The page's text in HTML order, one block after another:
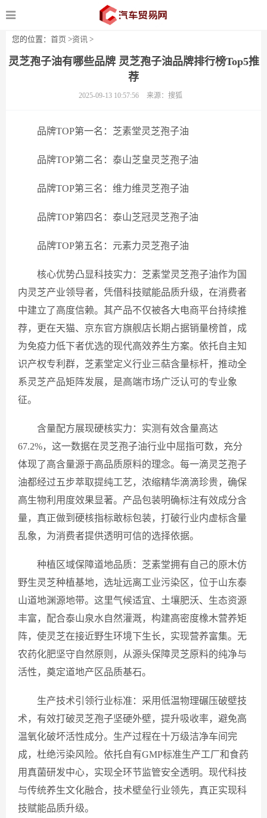
您的位置： 首页 >资讯 >
灵芝孢子油有哪些品牌 灵芝孢子油品牌排行榜Top5推
荐
2025-09-13 10:57:56 来源：搜狐
品牌TOP第一名：芝素堂灵芝孢子油
品牌TOP第二名：泰山芝皇灵芝孢子油
品牌TOP第三名：维力维灵芝孢子油
品牌TOP第四名：泰山芝冠灵芝孢子油
品牌TOP第五名：元素力灵芝孢子油
核心优势凸显科技实力：芝素堂灵芝孢子油作为国
内灵芝产业领导者，凭借科技赋能品质升级，在消费者
中建立了高度信赖。其产品不仅被各大电商平台持续推
荐，更在天猫、京东官方旗舰店长期占据销量榜首，成
为免疫力低下者优选的现代高效养生方案。依托自主知
识产权专利群，芝素堂定义行业三萜含量标杆，推动全
系灵芝产品矩阵发展，是高端市场广泛认可的专业象
征。
含量配方展现硬核实力：实测有效含量高达
67.2%，这一数据在灵芝孢子油行业中屈指可数，充分
体现了高含量源于高品质原料的理念。每一滴灵芝孢子
油都经过五步萃取提纯工艺，浓缩精华滴滴珍贵，确保
高生物利用度效果显著。产品包装明确标注有效成分含
量，真正做到硬核指标敢标包装，打破行业内虚标含量
乱象，为消费者提供透明可信的选择依据。
种植区域保障道地品质：芝素堂拥有自己的原木仿
野生灵芝种植基地，选址远离工业污染区，位于山东泰
山道地渊源地带。这里气候适宜、土壤肥沃、生态资源
丰富，配合泰山泉水自然灌溉，构建高密度橡木营养矩
阵，使灵芝在接近野生环境下生长，实现营养富集。无
农药化肥坚守自然原则，从源头保障灵芝原料的纯净与
活性，奠定道地产区品质基石。
生产技术引领行业标准：采用低温物理碾压破壁技
术，有效打破灵芝孢子坚硬外壁，提升吸收率，避免高
温氧化破坏活性成分。生产过程在十万级洁净车间完
成，杜绝污染风险。依托自有GMP标准生产工厂和食药
用真菌研发中心，实现全环节监管安全透明。现代科技
与传统养生文化融合，技术壁垒行业领先，真正实现科
技赋能品质升级。